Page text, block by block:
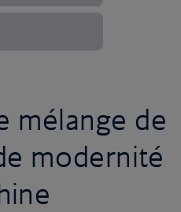
mélange de
modernité